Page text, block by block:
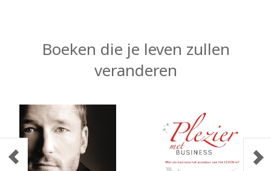
Boeken die je leven zullen
veranderen